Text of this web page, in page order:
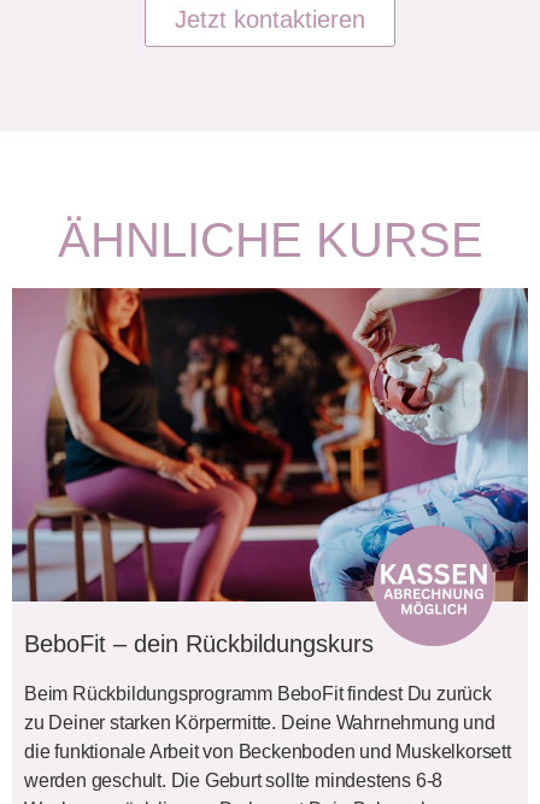
Jetzt kontaktieren
ÄHNLICHE KURSE
BeboFit – dein Rückbildungskurs
Beim Rückbildungsprogramm BeboFit findest Du zurück
zu Deiner starken Körpermitte. Deine Wahrnehmung und
die funktionale Arbeit von Beckenboden und Muskelkorsett
werden geschult. Die Geburt sollte mindestens 6-8